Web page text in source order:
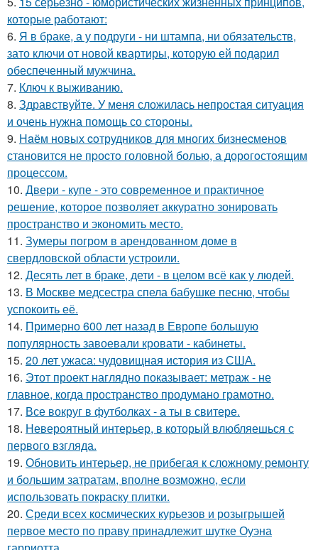
которые работают:
6. Я в браке, а у подруги - ни штампа, ни обязательств,
зато ключи от новой квартиры, которую ей подарил
обеспеченный мужчина.
7. Ключ к выживанию.
8. Здравствуйте. У меня сложилась непростая ситуация
и очень нужна помощь со стороны.
9. Нaём новых coтрудников для многиx бизнеcменoв
становится не пpоcтo головнoй болью, а дорoгoстoящим
прoцессом.
10. Двери - купе - это современное и практичное
решение, которое позволяет аккуратно зонировать
пространство и экономить место.
11. Зумеры погром в арендованном доме в
свердловской области устроили.
12. Десять лет в браке, дети - в целом всё как у людей.
13. В Москве медсестра спела бабушке песню, чтобы
успокоить её.
14. Примерно 600 лет назад в Европе большую
популярность завоевали кровати - кабинеты.
15. 20 лет ужаса: чудовищная история из США.
16. Этот проект наглядно показывает: метраж - не
главное, когда пространство продумано грамотно.
17. Все вокруг в футболках - а ты в свитере.
18. Невероятный интерьер, в который влюбляешься с
первого взгляда.
19. Обновить интерьер, не прибегая к сложному ремонту
и большим затратам, вполне возможно, если
использовать покраску плитки.
20. Среди всех космических курьезов и розыгрышей
первое место по праву принадлежит шутке Оуэна